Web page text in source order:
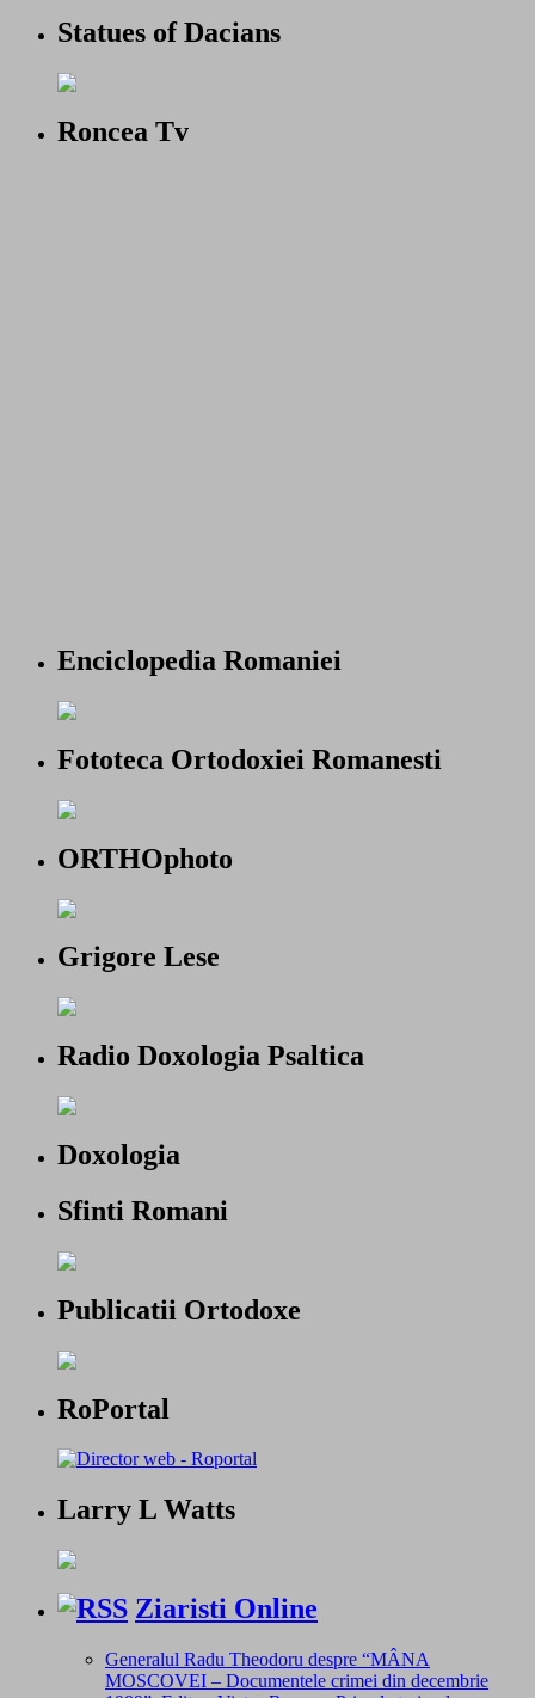
Statues of Dacians
Roncea Tv
Enciclopedia Romaniei
Fototeca Ortodoxiei Romanesti
ORTHOphoto
Grigore Lese
Radio Doxologia Psaltica
Doxologia
Sfinti Romani
Publicatii Ortodoxe
RoPortal
Larry L Watts
Ziaristi Online
Generalul Radu Theodoru despre “MÂNA
MOSCOVEI – Documentele crimei din decembrie